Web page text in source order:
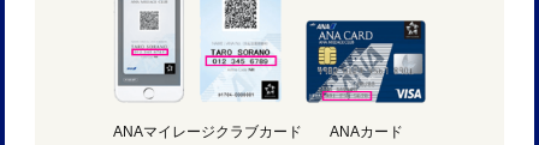
ANAマイレージクラブカード ANAカード